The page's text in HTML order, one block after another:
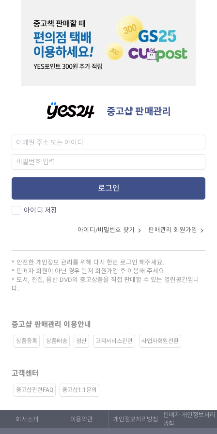
중고샵 판매관리
로그인
아이디 저장
아이디/비밀번호 찾기 판매관리 회원가입
안전한 개인정보 관리를 위해 다시 한번 로그인 해주세요.
판매자 회원이 아닌 경우 먼저 회원가입 후 이용해 주세요.
도서, 전집, 음반 DVD의 중고상품을 직접 판매할 수 있는 열린공간입니
다.
중고샵 판매관리 이용안내
상품등록 상품배송 정산 고객서비스관련 사업자회원전환
고객센터
중고샵관련FAQ 중고샵1:1문의
회사소개 이용약관 개인정보처리방침
판매자 개인정보처리
방침